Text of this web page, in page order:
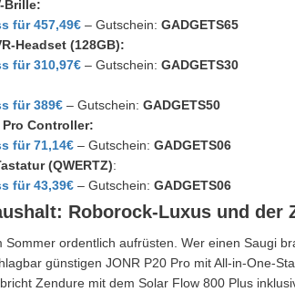
Brille:
für 457,49€ – Gutschein: GADGETS65
Headset (128GB):
für 310,97€ – Gutschein: GADGETS30
für 389€ – Gutschein: GADGETS50
Controller:
für 71,14€ – Gutschein: GADGETS06
(QWERTZ):
für 43,39€ – Gutschein: GADGETS06
Roborock-Luxus und der
Sommer ordentlich aufrüsten. Wer einen Saugi
günstigen JONR P20 Pro mit All-in-One-
Zendure mit dem Solar Flow 800 Plus